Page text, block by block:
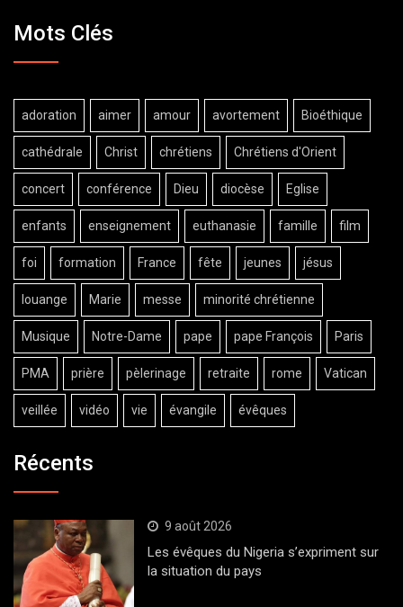
Mots Clés
adoration aimer amour avortement Bioéthique
cathédrale Christ chrétiens Chrétiens d'Orient
concert conférence Dieu diocèse Eglise
enfants enseignement euthanasie famille film
foi formation France fête jeunes jésus
louange Marie messe minorité chrétienne
Musique Notre-Dame pape pape François Paris
PMA prière pèlerinage retraite rome Vatican
veillée vidéo vie évangile évêques
Récents
9 août 2026
Les évêques du Nigeria s’expriment sur
la situation du pays